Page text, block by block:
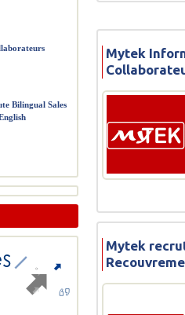
Mytek
Mytek
Bilingual Sales